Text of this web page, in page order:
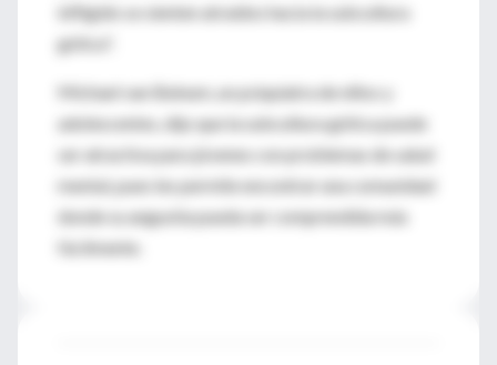
infligido se sienten atraídos hacia la subcultura
gótica".
Michael van Beinum, un psiquiatra de niños y
adolescentes, dijo que la subcultura gótica puede
ser atractiva para jóvenes con problemas de salud
mental, pues les permite encontrar una comunidad
donde su angustia pueda ser comprendida más
fácilmente.